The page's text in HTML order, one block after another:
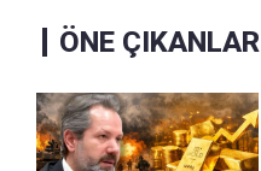
ÖNE ÇIKANLAR